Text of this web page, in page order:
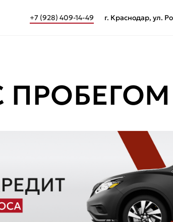
+7 (928) 409-14-49 г. Краснодар, ул.
ПРОБЕГОМ